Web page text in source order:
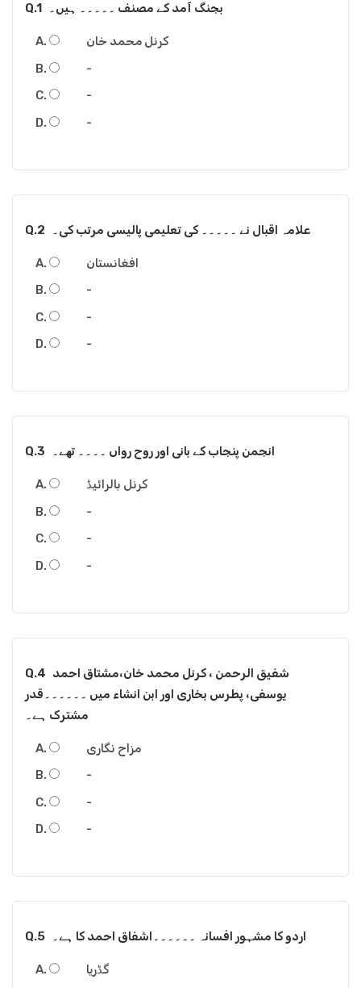
Q.1 بجنگ آمد کے مصنف ۔۔۔۔۔ ہیں۔
کرنل محمد خان
-
-
-
Q.2 علامہ اقبال نے ۔۔۔۔۔ کی تعلیمی پالیسی مرتب کی۔
افغانستان
-
-
-
Q.3 انجمن پنجاب کے بانی اور روح رواں ۔۔۔۔ تھے۔
کرنل بالرائیڈ
-
-
-
Q.4 شفیق الرحمن ، کرنل محمد خان،مشتاق احمد
یوسفی، پطرس بخاری اور ابن انشاء میں ۔۔۔۔۔۔قدر
مشترک ہے۔
مزاح نگاری
-
-
-
Q.5 اردو کا مشہور افسانہ ۔۔۔۔۔۔اشفاق احمد کا ہے۔
گڈریا